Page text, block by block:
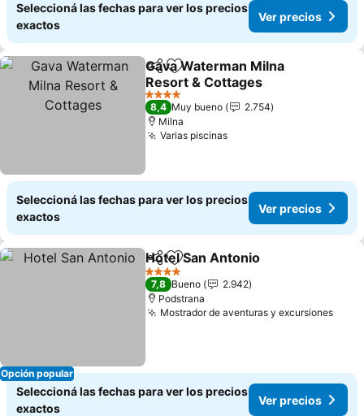
Seleccioná las fechas para ver los precios
exactos
Ver precios
CompartirAñadir a favoritos
Gava Waterman Milna
Resort & Cottages
4 Estrellas
8,4 Muy bueno
2.754
Milna
Varias piscinas
Seleccioná las fechas para ver los precios
exactos
Ver precios
Opción popular
CompartirAñadir a favoritos
Hotel San Antonio
4 Estrellas
7,8 Bueno
2.942
Podstrana
Mostrador de aventuras y excursiones
Seleccioná las fechas para ver los precios
exactos
Ver precios